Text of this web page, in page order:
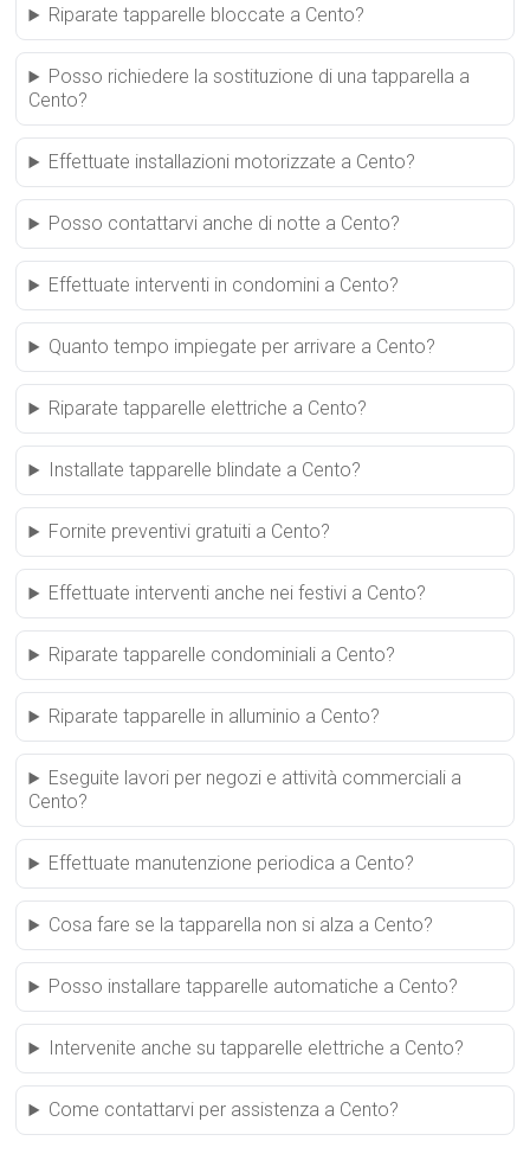
Riparate tapparelle bloccate a Cento?
Posso richiedere la sostituzione di una tapparella a
Cento?
Effettuate installazioni motorizzate a Cento?
Posso contattarvi anche di notte a Cento?
Effettuate interventi in condomini a Cento?
Quanto tempo impiegate per arrivare a Cento?
Riparate tapparelle elettriche a Cento?
Installate tapparelle blindate a Cento?
Fornite preventivi gratuiti a Cento?
Effettuate interventi anche nei festivi a Cento?
Riparate tapparelle condominiali a Cento?
Riparate tapparelle in alluminio a Cento?
Eseguite lavori per negozi e attività commerciali a
Cento?
Effettuate manutenzione periodica a Cento?
Cosa fare se la tapparella non si alza a Cento?
Posso installare tapparelle automatiche a Cento?
Intervenite anche su tapparelle elettriche a Cento?
Come contattarvi per assistenza a Cento?